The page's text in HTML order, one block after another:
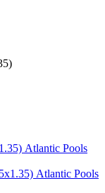
Atlantic Pools